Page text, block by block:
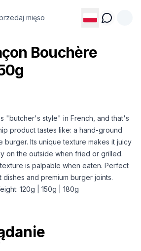
mięso
mięso
Bouchère
"butcher's style" in French, and that's
product tastes like: a hand-ground
burger. Its unique texture makes it juicy
on the outside when fried or grilled.
is palpable when eaten. Perfect
and premium burger joints.
120g | 150g | 180g